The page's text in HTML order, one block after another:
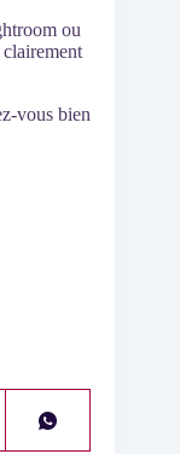
ou
vous bien